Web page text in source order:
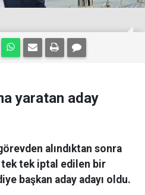
yaratan aday
alındıktan sonra
tek iptal edilen bir
başkan aday adayı oldu.